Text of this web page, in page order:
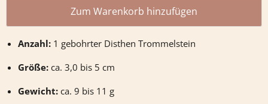
Zum Warenkorb hinzufügen
Anzahl: 1 gebohrter Disthen Trommelstein
Größe: ca. 3,0 bis 5 cm
Gewicht: ca. 9 bis 11 g